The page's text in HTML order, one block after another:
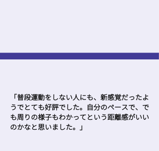
「普段運動をしない人にも、新感覚だったよ
うでとても好評でした。自分のペースで、で
も周りの様子もわかってという距離感がいい
のかなと思いました。」